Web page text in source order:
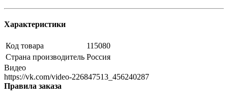
Характеристики
Код товара
115080
Страна производитель Россия
Видео
https://vk.com/video-226847513_456240287
Правила заказа